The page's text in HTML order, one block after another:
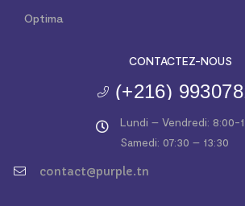
Optima
CONTACTEZ-NOUS
(+216)
Lundi – Vendredi: 8:00-
Samedi: 07:30 – 13:30
contact@purple.tn